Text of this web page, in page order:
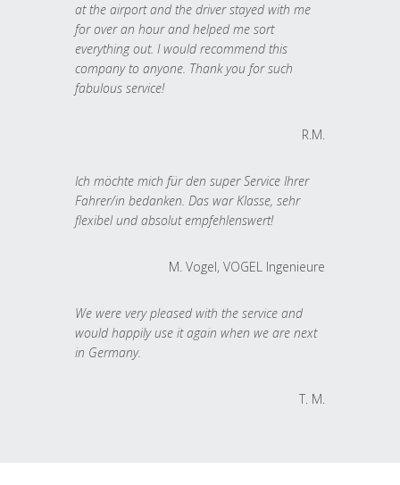
at the airport and the driver stayed with me
for over an hour and helped me sort
everything out. I would recommend this
company to anyone. Thank you for such
fabulous service!
R.M.
Ich möchte mich für den super Service Ihrer
Fahrer/in bedanken. Das war Klasse, sehr
flexibel und absolut empfehlenswert!
M. Vogel, VOGEL Ingenieure
We were very pleased with the service and
would happily use it again when we are next
in Germany.
T. M.